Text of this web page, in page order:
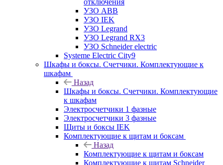
УЗО ABB
УЗО IEK
УЗО Legrand
УЗО Legrand RX3
УЗО Schneider electric
Systeme Electric City9
Шкафы и боксы. Счетчики. Комплектующие к
шкафам
Назад
Шкафы и боксы. Счетчики. Комплектующие
к шкафам
Электросчетчики 1 фазные
Электросчетчики 3 фазные
Щиты и боксы IEK
Комплектующие к щитам и боксам
Назад
Комплектующие к щитам и боксам
Комплектующие к щитам Schneider